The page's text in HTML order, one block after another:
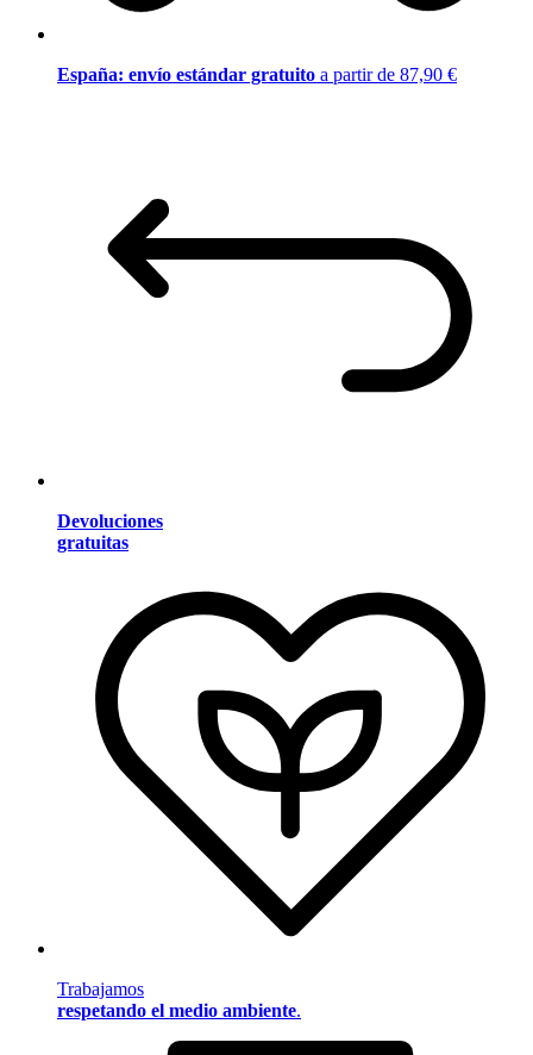
España: envío estándar gratuito a partir de 87,90 €
Devoluciones
gratuitas
Trabajamos
respetando el medio ambiente.